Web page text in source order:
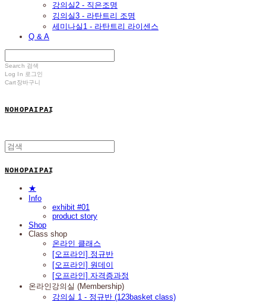
강의실2 - 직은조명
깅의실3 - 라탄트리 조명
세미나실1 - 라탄트리 라이센스
Q & A
Search 검색
Log In 로그인
Cart장바구니
N O H O P A I P A I
N O H O P A I P A I
★
Info
exhibit #01
product story
Shop
Class shop
온라인 클래스
[오프라인] 정규반
[오프라인] 원데이
[오프라인] 자격증과정
온라인강의실 (Membership)
강의실 1 - 정규반 (123basket class)